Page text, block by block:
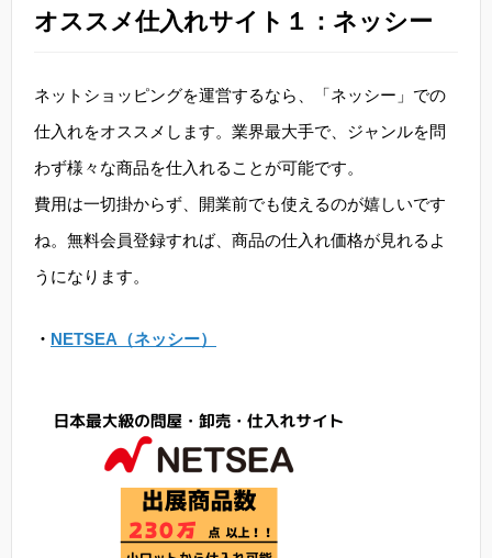
オススメ仕入れサイト１：ネッシー
ネットショッピングを運営するなら、「ネッシー」での
仕入れをオススメします。業界最大手で、ジャンルを問
わず様々な商品を仕入れることが可能です。
費用は一切掛からず、開業前でも使えるのが嬉しいです
ね。無料会員登録すれば、商品の仕入れ価格が見れるよ
うになります。
・ NETSEA（ネッシー）